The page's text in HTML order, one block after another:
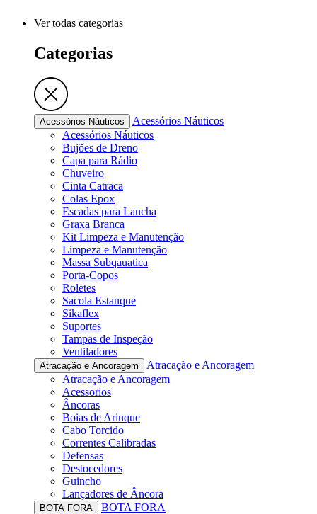
Ver todas categorias
Categorias
Acessórios Náuticos
Acessórios Náuticos
Acessórios Náuticos
Bujões de Dreno
Capa para Rádio
Chuveiro
Cinta Catraca
Colas Epox
Escadas para Lancha
Graxa Branca
Kit Limpeza e Manutenção
Limpeza e Manutenção
Massa Subqauatica
Porta-Copos
Roletes
Sacola Estanque
Sikaflex
Suportes
Tampas de Inspeção
Ventiladores
Atracação e Ancoragem
Atracação e Ancoragem
Atracação e Ancoragem
Acessorios
Âncoras
Boias de Arinque
Cabo Torcido
Correntes Calibradas
Defensas
Destocedores
Guincho
Lançadores de Âncora
BOTA FORA
BOTA FORA